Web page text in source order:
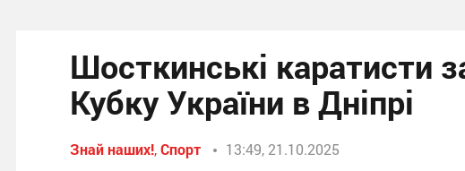
Шосткинські каратисти
Кубку України в Дніпрі
Знай наших!,Спорт 13:49, 21.10.2025